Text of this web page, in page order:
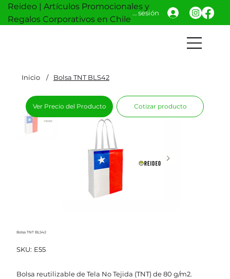
Reideo | Artículos Promocionales y
Regalos Corporativos en Chile
Iniciar sesión
Inicio / Bolsa TNT BLS42
Bolsa TNT BLS42
SKU: SKU
E55
E55
Bolsa reutilizable de Tela No Tejida (TNT) de 80 g/m2.
Ver Precio del Producto Cotizar producto